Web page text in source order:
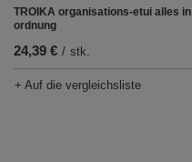
TROIKA organisations-etui alles in
ordnung
24,39 € / stk.
+ Auf die vergleichsliste